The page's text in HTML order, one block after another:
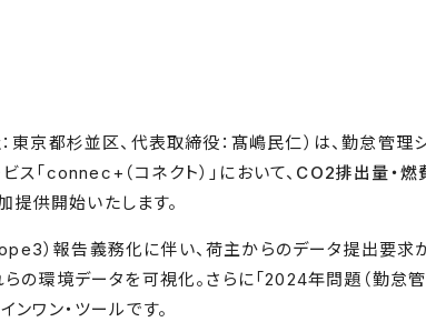
京都杉並区、代表取締役：髙嶋民仁）は、勤怠管理
「connec+（コネクト）」において、 CO2排出量・燃
供開始いたします。
）報告義務化に伴い、荷主からのデータ提出要求
の環境データを可視化。さらに「2024年問題（勤怠
ワン・ツールです。